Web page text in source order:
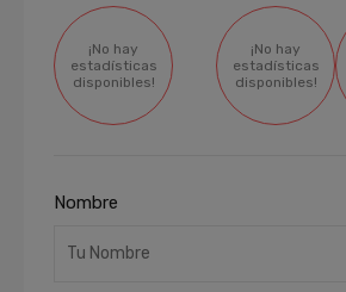
¡No hay
estadísticas
disponibles!
¡No hay
estadísticas
disponibles!
Nombre